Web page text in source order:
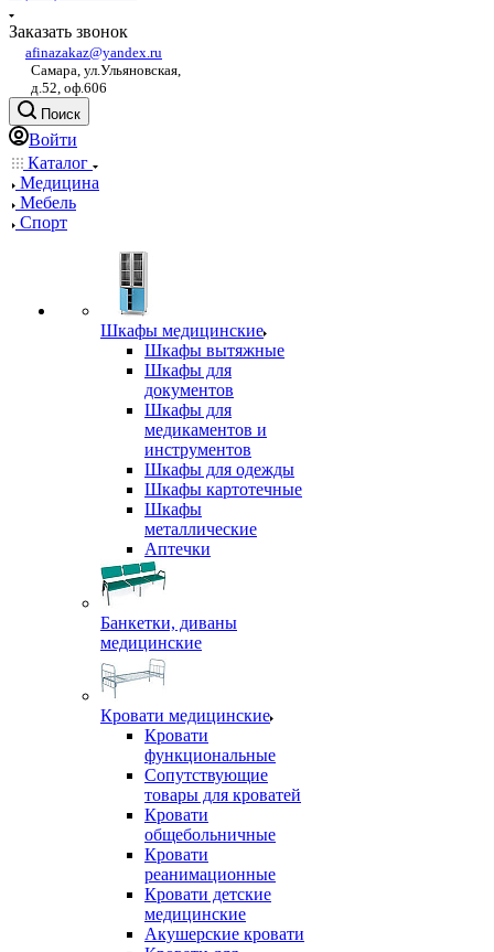
Заказать звонок
afinazakaz@yandex.ru
Самара, ул.Ульяновская,
д.52, оф.606
Поиск
Войти
Каталог
Медицина
Мебель
Спорт
Шкафы медицинские
Шкафы вытяжные
Шкафы для
документов
Шкафы для
медикаментов и
инструментов
Шкафы для одежды
Шкафы картотечные
Шкафы
металлические
Аптечки
Банкетки, диваны
медицинские
Кровати медицинские
Кровати
функциональные
Сопутствующие
товары для кроватей
Кровати
общебольничные
Кровати
реанимационные
Кровати детские
медицинские
Акушерские кровати